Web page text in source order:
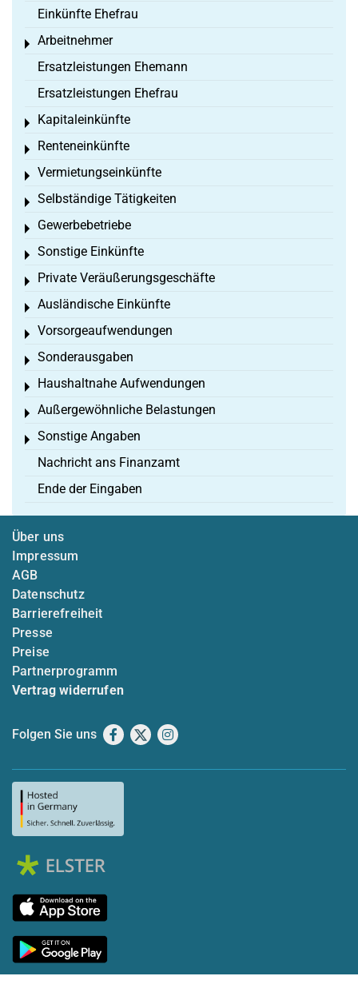
Einkünfte Ehefrau
Arbeitnehmer
Toggle menu
Ersatzleistungen Ehemann
Ersatzleistungen Ehefrau
Kapitaleinkünfte
Toggle menu
Renteneinkünfte
Toggle menu
Vermietungseinkünfte
Toggle menu
Selbständige Tätigkeiten
Toggle menu
Gewerbebetriebe
Toggle menu
Sonstige Einkünfte
Toggle menu
Private Veräußerungsgeschäfte
Toggle menu
Ausländische Einkünfte
Toggle menu
Vorsorgeaufwendungen
Toggle menu
Sonderausgaben
Toggle menu
Haushaltnahe Aufwendungen
Toggle menu
Außergewöhnliche Belastungen
Toggle menu
Sonstige Angaben
Toggle menu
Nachricht ans Finanzamt
Ende der Eingaben
Über uns
Impressum
AGB
Datenschutz
Barrierefreiheit
Presse
Preise
Partnerprogramm
Vertrag widerrufen
Folgen Sie uns Facebook
X Instagram